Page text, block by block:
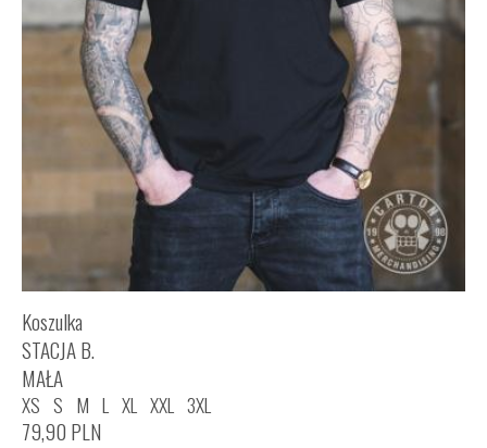
Koszulka
STACJA B.
MAŁA
XS S M L XL XXL 3XL
79,90 PLN